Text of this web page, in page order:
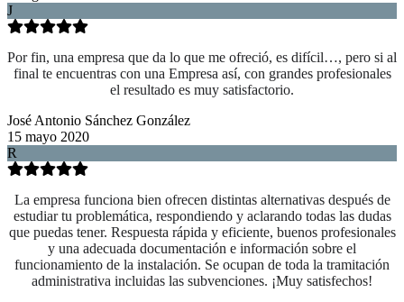
J
Por fin, una empresa que da lo que me ofreció, es difícil…, pero si al
final te encuentras con una Empresa así, con grandes profesionales
el resultado es muy satisfactorio.
José Antonio Sánchez González
15 mayo 2020
R
La empresa funciona bien ofrecen distintas alternativas después de
estudiar tu problemática, respondiendo y aclarando todas las dudas
que puedas tener. Respuesta rápida y eficiente, buenos profesionales
y una adecuada documentación e información sobre el
funcionamiento de la instalación. Se ocupan de toda la tramitación
administrativa incluidas las subvenciones. ¡Muy satisfechos!